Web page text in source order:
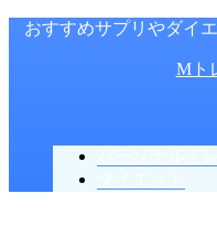
おすすめサプリやダイ
Mト